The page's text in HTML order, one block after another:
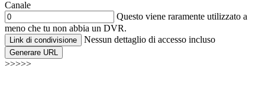
Canale
Questo viene raramente utilizzato a
meno che tu non abbia un DVR.
Link di condivisione Nessun dettaglio di accesso incluso
Generare URL
>>>>>